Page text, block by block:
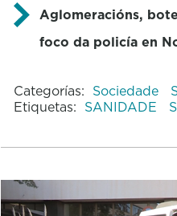
Aglomeracións,
foco da policía en
Categorías: Sociedade
Etiquetas: SANIDADE